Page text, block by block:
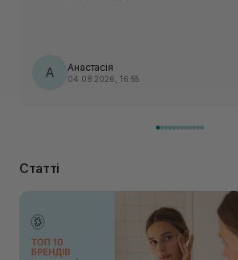
А Анастасія
04.08.2026, 16:55
Статті